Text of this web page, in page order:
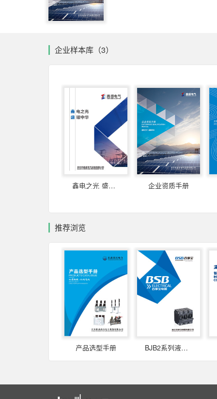
企业样本库（3）
鑫电之光 盛耀中华 企业资质手册
推荐浏览
产品选型手册 BJB2系列液压电磁式断路器